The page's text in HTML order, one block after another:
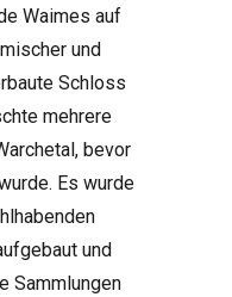
Waimes auf
und
Schloss
mehrere
bevor
Es wurde
und
Sammlungen